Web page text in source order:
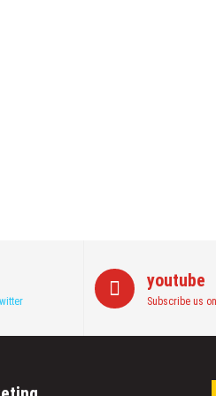
youtube
Subscribe us